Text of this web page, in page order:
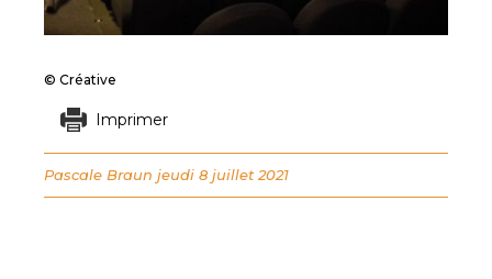
© Créative
Imprimer
Pascale Braun jeudi 8 juillet 2021